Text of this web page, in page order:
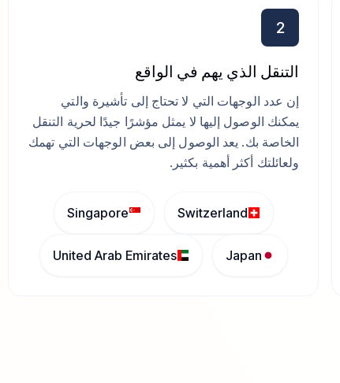
2
التنقل الذي يهم في الواقع
إن عدد الوجهات التي لا تحتاج إلى تأشيرة والتي
يمكنك الوصول إليها لا يمثل مؤشرًا جيدًا لحرية التنقل
الخاصة بك. يعد الوصول إلى بعض الوجهات التي تهمك
ولعائلتك أكثر أهمية بكثير.
Switzerland
Singapore
Japan
United Arab Emirates